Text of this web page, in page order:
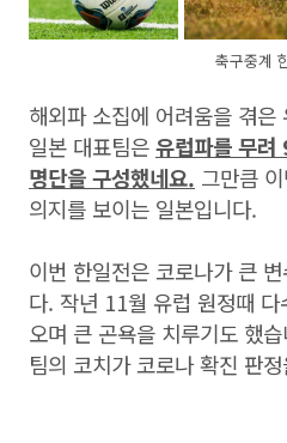
축구중계
해외파 소집에 어려움을 겪은
일본 대표팀은유럽파를 무려
명단을 구성했네요. 그만큼
의지를 보이는 일본입니다.
이번 한일전은 코로나가 큰
다. 작년 11월 유럽 원정때
오며 큰 곤욕을 치루기도 했
팀의 코치가 코로나 확진 판